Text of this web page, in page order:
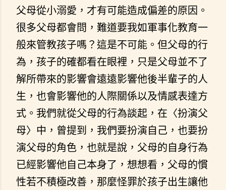
父母從小溺愛，才有可能造成偏差的原因。
很多父母都會問，難道要我如軍事化教育一
般來管教孩子嗎？這是不可能。但父母的行
為，孩子的確都看在眼裡，只是父母並不了
解所帶來的影響會遠遠影響他後半輩子的人
生，也會影響他的人際關係以及情感表達方
式。我們就從父母的行為談起，在〈扮演父
母〉中，曾提到，我們要扮演自己，也要扮
演父母的角色，也就是說，父母的自身行為
已經影響他自己本身了，想想看，父母的慣
性若不積極改善，那麼怪罪於孩子出生讓他